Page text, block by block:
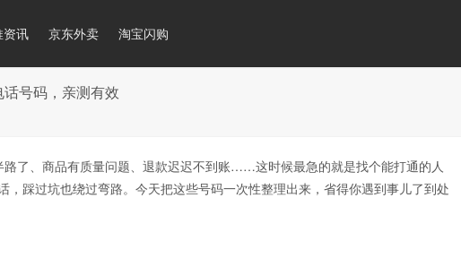
资讯 京东外卖 淘宝闪购
号码，亲测有效
了、商品有质量问题、退款迟迟不到账……这时候最急的就是找个能打通的人
踩过坑也绕过弯路。今天把这些号码一次性整理出来，省得你遇到事儿了到处